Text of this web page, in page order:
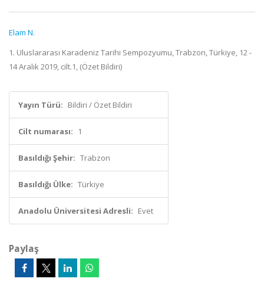
Elam N.
1. Uluslararası Karadeniz Tarihi Sempozyumu, Trabzon, Türkiye, 12 -
14 Aralık 2019, cilt.1, (Özet Bildiri)
Yayın Türü: Bildiri / Özet Bildiri
Cilt numarası: 1
Basıldığı Şehir: Trabzon
Basıldığı Ülke: Türkiye
Anadolu Üniversitesi Adresli: Evet
Paylaş